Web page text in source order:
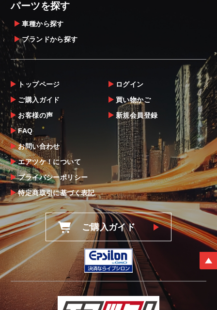
パーツを探す
車種から探す
ブランドから探す
トップページ
ご購入ガイド
お客様の声
FAQ
お問い合わせ
エアツケ！について
プライバシーポリシー
特定商取引に基づく表記
ログイン
買い物かご
新規会員登録
ご購入ガイド